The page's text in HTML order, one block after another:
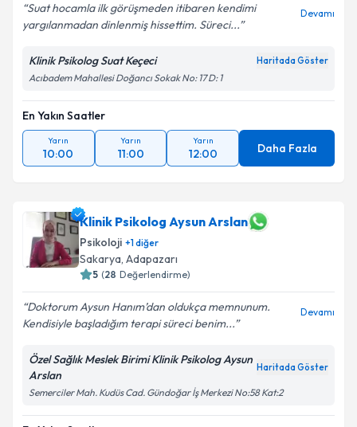
Suat hocamla ilk görüşmeden itibaren kendimi
yargılanmadan dinlenmiş hissettim. Süreci...
Devamı
Klinik Psikolog Suat Keçeci Haritada Göster
Acıbadem Mahallesi Doğancı Sokak No: 17 D: 1
En Yakın Saatler
Yarın
10:00
Yarın
11:00
Yarın
12:00 Daha Fazla
Klinik Psikolog Aysun Arslan
Psikoloji +1diğer
Sakarya, Adapazarı
5 (28 Değerlendirme)
Doktorum Aysun Hanım’dan oldukça memnunum.
Kendisiyle başladığım terapi süreci benim...
Devamı
Özel Sağlık Meslek Birimi Klinik Psikolog Aysun
Arslan
Haritada Göster
Semerciler Mah. Kudüs Cad. Gündoğar İş Merkezi No:58 Kat:2